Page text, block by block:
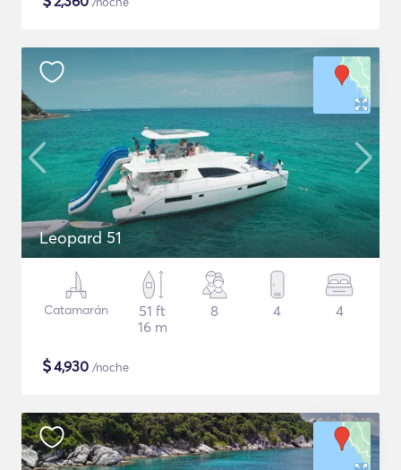
Leopard 51
Catamarán
51 ft
16 m
8 4 4
$4,930 /noche